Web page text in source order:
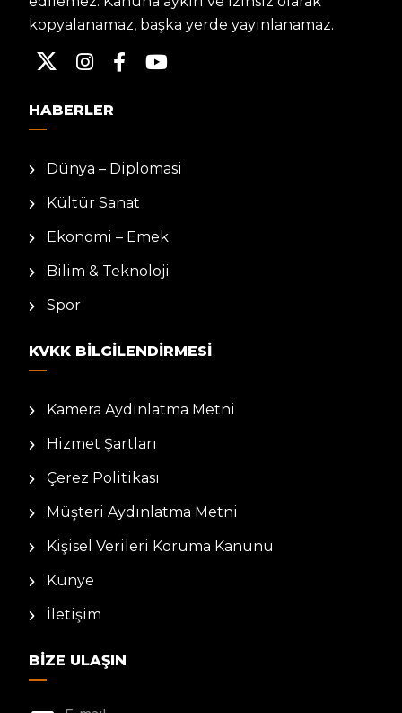
kopyalanamaz, başka yerde yayınlanamaz.
HABERLER
Dünya – Diplomasi
Kültür Sanat
Ekonomi – Emek
Bilim & Teknoloji
Spor
KVKK BILGILENDIRMESI
Kamera Aydınlatma Metni
Hizmet Şartları
Çerez Politikası
Müşteri Aydınlatma Metni
Kişisel Verileri Koruma Kanunu
Künye
İletişim
BIZE ULAŞIN